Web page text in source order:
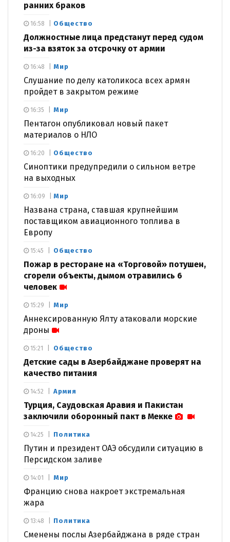
ранних браков
Общество
Должностные лица предстанут перед судом
из-за взяток за отсрочку от армии
16:58
Мир
Слушание по делу католикоса всех армян
пройдет в закрытом режиме
16:48
Мир
Пентагон опубликовал новый пакет
материалов о НЛО
16:35
Общество
Синоптики предупредили о сильном ветре
на выходных
16:20
Мир
Названа страна, ставшая крупнейшим
поставщиком авиационного топлива в
Европу
16:09
Общество
Пожар в ресторане на «Торговой» потушен,
сгорели объекты, дымом отравились 6
человек
15:45
Мир
Аннексированную Ялту атаковали морские
дроны
15:29
Общество
Детские сады в Азербайджане проверят на
качество питания
15:21
Армия
Турция, Саудовская Аравия и Пакистан
заключили оборонный пакт в Мекке
14:52
Политика
Путин и президент ОАЭ обсудили ситуацию в
Персидском заливе
14:25
Мир
Францию снова накроет экстремальная
жара
14:01
Политика
Сменены послы Азербайджана в ряде стран
13:48